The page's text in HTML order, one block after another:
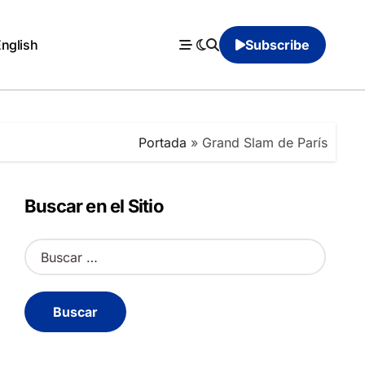
Subscribe
Portada » Grand Slam de París
Buscar en el Sitio
B
u
c
a